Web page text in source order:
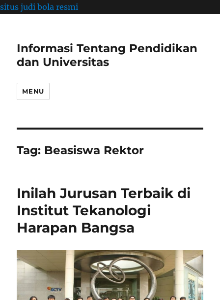
situs judi bola resmi
Informasi Tentang Pendidikan
dan Universitas
MENU
Tag: Beasiswa Rektor
Inilah Jurusan Terbaik di
Institut Tekanologi
Harapan Bangsa